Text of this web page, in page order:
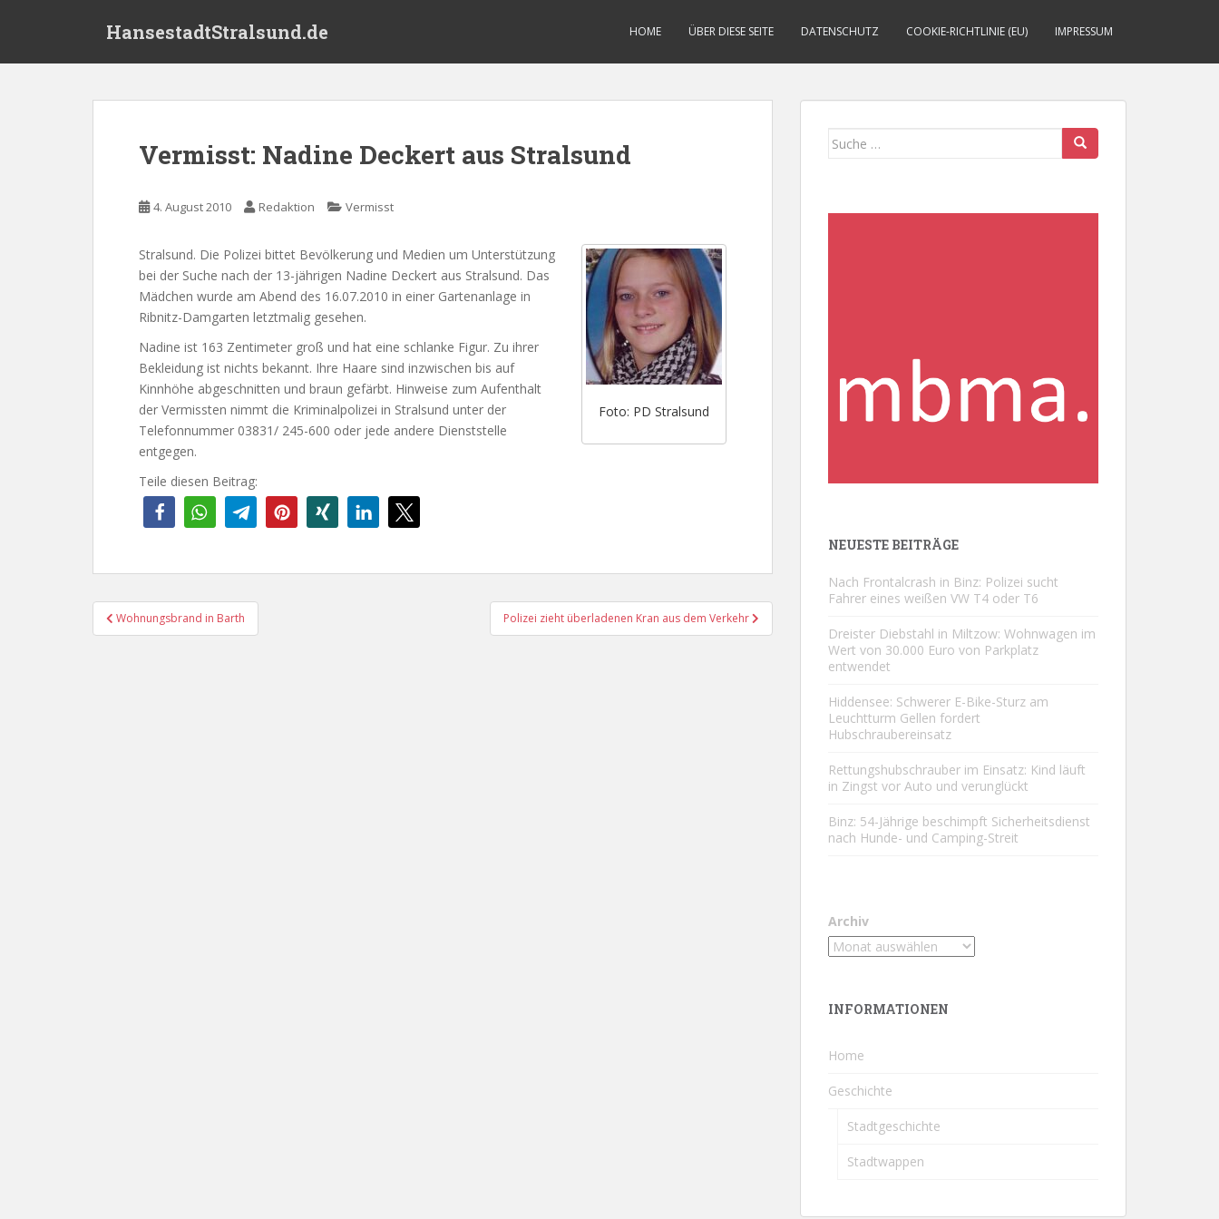
HansestadtStralsund.de HOME ÜBER DIESE SEITE DATENSCHUTZ COOKIE-RICHTLINIE (EU) IMPRESSUM
Vermisst: Nadine Deckert aus Stralsund
4. August 2010 Redaktion Vermisst
Foto: PD Stralsund
Stralsund. Die Polizei bittet Bevölkerung und Medien um Unterstützung
bei der Suche nach der 13-jährigen Nadine Deckert aus Stralsund. Das
Mädchen wurde am Abend des 16.07.2010 in einer Gartenanlage in
Ribnitz-Damgarten letztmalig gesehen.
Nadine ist 163 Zentimeter groß und hat eine schlanke Figur. Zu ihrer
Bekleidung ist nichts bekannt. Ihre Haare sind inzwischen bis auf
Kinnhöhe abgeschnitten und braun gefärbt. Hinweise zum Aufenthalt
der Vermissten nimmt die Kriminalpolizei in Stralsund unter der
Telefonnummer 03831/ 245-600 oder jede andere Dienststelle
entgegen.
Teile diesen Beitrag:
Beitragsnavigation
Wohnungsbrand in Barth Polizei zieht überladenen Kran aus dem Verkehr
Suche
NEUESTE BEITRÄGE
Nach Frontalcrash in Binz: Polizei sucht
Fahrer eines weißen VW T4 oder T6
Dreister Diebstahl in Miltzow: Wohnwagen im
Wert von 30.000 Euro von Parkplatz
entwendet
Hiddensee: Schwerer E-Bike-Sturz am
Leuchtturm Gellen fordert
Hubschraubereinsatz
Rettungshubschrauber im Einsatz: Kind läuft
in Zingst vor Auto und verunglückt
Binz: 54-Jährige beschimpft Sicherheitsdienst
nach Hunde- und Camping-Streit
Archiv
INFORMATIONEN
Home
Geschichte
Stadtgeschichte
Stadtwappen